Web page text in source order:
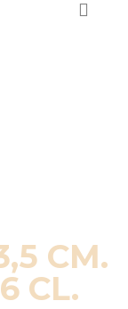
CM.
CL.